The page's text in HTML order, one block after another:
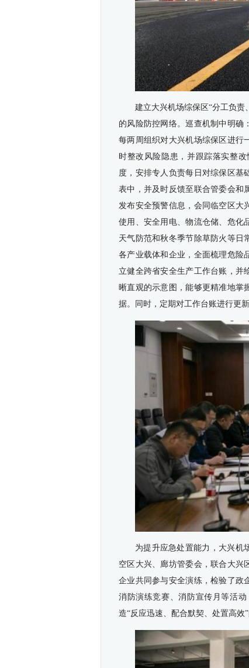
建立大兴机场综保区“分工负
的风险防控网络。巡查机制中明确
每两周组织对大兴机场综保区进行
时整改风险隐患，并跟踪落实整
度，安排专人负责每日对综保区基
表中，并及时反馈至联合管委会和
发布安全预警信息，会同临空区大
使用、安全用电、物流仓储、危化
天气防范和秋冬季节除草防火等日
各产业载体和企业，全面梳理危险
立健全跨省安全生产工作台账，并
晰直观的示意图，能够更精准地掌
据。同时，定期对工作台账进行更
为提升应急处置能力，大兴机
空区大兴、廊坊管委会，联合大兴
企业共同参与安全演练，检验了政
消防演练竞赛、消防宣传月等活
造“反应迅速、配合默契、处置高效”